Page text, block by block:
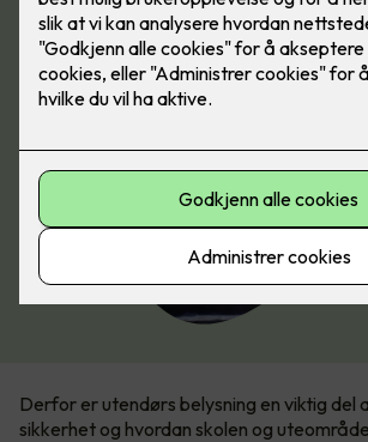
Derfor er utendørs belysning en viktig del
sikkerhet og hvordan skolen og